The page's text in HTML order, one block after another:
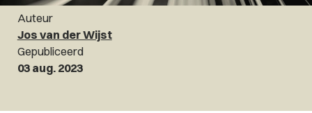
Auteur
Jos van der Wijst
Gepubliceerd
03 aug. 2023